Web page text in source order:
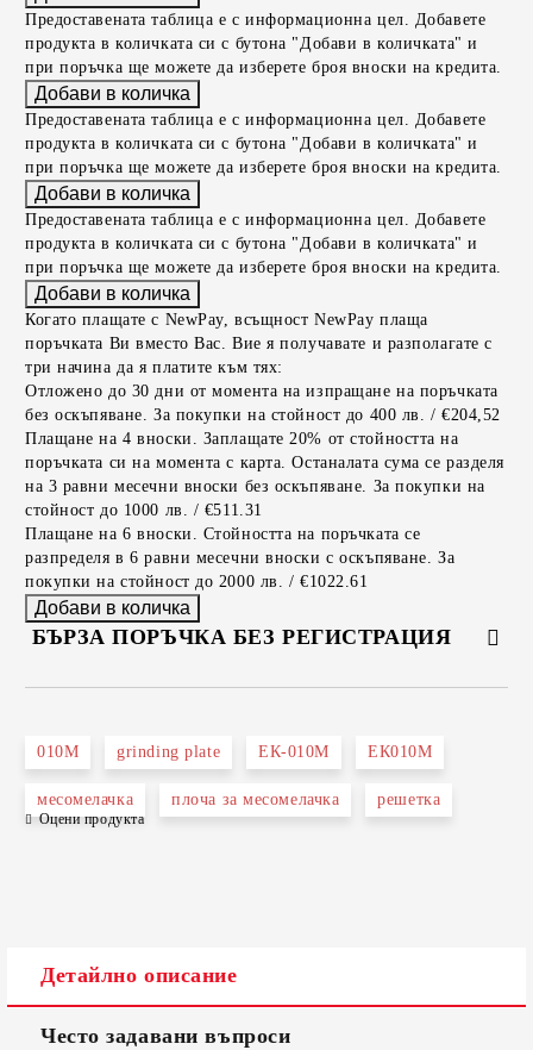
Предоставената таблица е с информационна цел. Добавете
продукта в количката си с бутона "Добави в количката" и
при поръчка ще можете да изберете броя вноски на кредита.
Предоставената таблица е с информационна цел. Добавете
продукта в количката си с бутона "Добави в количката" и
при поръчка ще можете да изберете броя вноски на кредита.
Предоставената таблица е с информационна цел. Добавете
продукта в количката си с бутона "Добави в количката" и
при поръчка ще можете да изберете броя вноски на кредита.
Когато плащате с NewPay, всъщност NewPay плаща
поръчката Ви вместо Вас. Вие я получавате и разполагате с
три начина да я платите към тях:
Отложено до 30 дни от момента на изпращане на поръчката
без оскъпяване. За покупки на стойност до 400 лв. / €204,52
Плащане на 4 вноски. Заплащате 20% от стойността на
поръчката си на момента с карта. Останалата сума се разделя
на 3 равни месечни вноски без оскъпяване. За покупки на
стойност до 1000 лв. / €511.31
Плащане на 6 вноски. Стойността на поръчката се
разпределя в 6 равни месечни вноски с оскъпяване. За
покупки на стойност до 2000 лв. / €1022.61
БЪРЗА ПОРЪЧКА БЕЗ РЕГИСТРАЦИЯ
Съгласен съм с
010M grinding plate ЕК-010М ЕК010М
месомелачка плоча за месомелачка решетка
Оцени продукта
Детайлно описание
Често задавани въпроси